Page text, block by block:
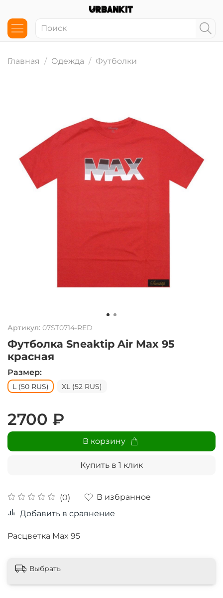
Главная Одежда Футболки
Артикул: 07ST0714-RED
Футболка Sneaktip Air Max 95
красная
(0)
В избранное
Добавить в сравнение
Размер:
L (50 RUS) XL (52 RUS)
2700 ₽
В корзину
Купить в 1 клик
Расцветка Max 95
Выбрать